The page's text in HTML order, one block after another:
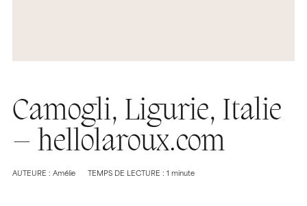
Camogli, Ligurie, Italie
– hellolaroux.com
AUTEURE : Amélie TEMPS DE LECTURE : 1 minute